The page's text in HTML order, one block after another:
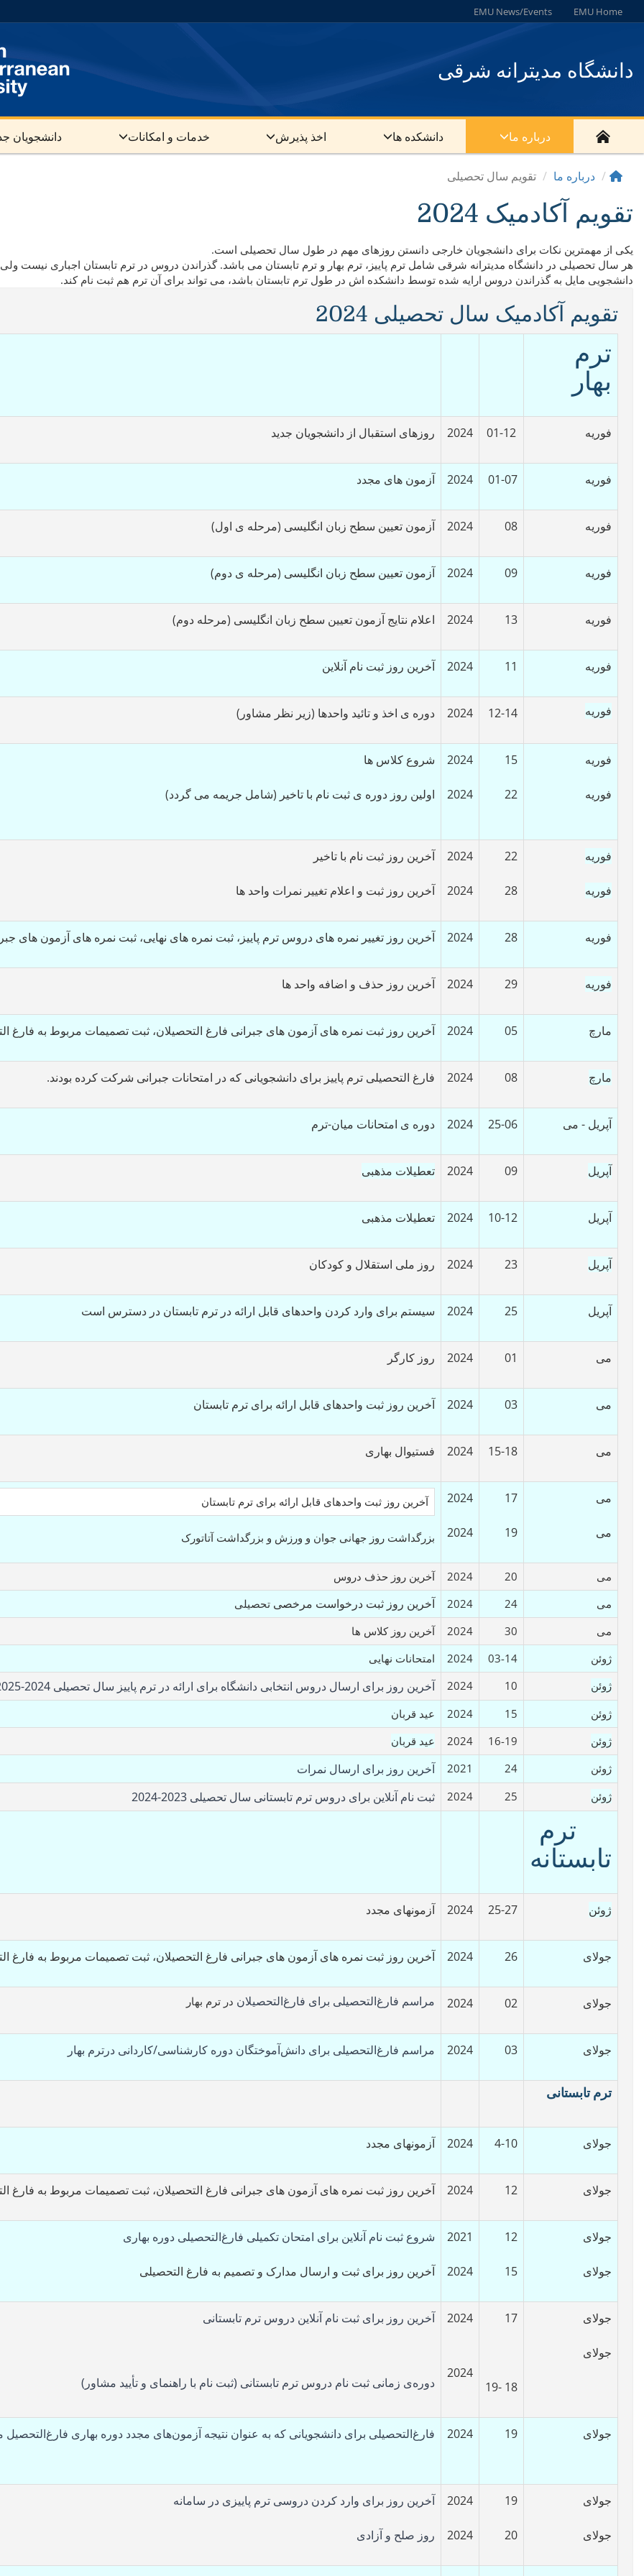
EMU Home
EMU News/Events
دانشگاه مدیترانه شرقی
درباره ما دانشکده ها اخذ پذیرش خدمات و امکانات دانشجویان
درباره ما تقویم سال تحصیلی
تقویم آکادمیک 2024
یکی از مهمترین نکات برای دانشجویان خارجی دانستن روزهای مهم در طول سال تحصیلی است.
هر سال تحصیلی در دانشگاه مدیترانه شرقی شامل ترم پاییز، ترم بهار و ترم تابستان می باشد. گذراندن دروس در ترم تابستان اجباری نیست
دانشجویی مایل به گذراندن دروس ارایه شده توسط دانشکده اش در طول ترم تابستان باشد، می تواند برای آن ترم هم ثبت نام کند.
تقویم آکادمیک سال تحصیلی 2024
ترم
بهار
فوریه 01-12
2024 روزهای استقبال از دانشجویان جدید
فوریه 01-07
2024 آزمون های مجدد
فوریه 08
2024 آزمون تعیین سطح زبان انگلیسی (مرحله ی اول)
فوریه 09
2024 آزمون تعیین سطح زبان انگلیسی (مرحله ی دوم)
فوریه 13
2024 اعلام نتایج آزمون تعیین سطح زبان انگلیسی (مرحله دوم)
فوریه 11
2024 آخرین روز ثبت نام آنلاین
فوریه 12-14
2024 دوره ی اخذ و تائید واحدها (زیر نظر مشاور)
فوریه
فوریه
15
22
2024
2024
شروع کلاس ها
اولین روز دوره ی ثبت نام با تاخیر (شامل جریمه می گردد)
فوریه
فوریه
22
28
2024
2024
آخرین روز ثبت نام با تاخیر
آخرین روز ثبت و اعلام تغییر نمرات واحد ها
فوریه 28
2024 آخرین روز تغییر نمره های دروس ترم پاییز، ثبت نمره های نهایی، ثبت نمره های آزمون های
فوریه 29
2024 آخرین روز حذف و اضافه واحد ها
مارچ 05
2024 آخرین روز ثبت نمره های آزمون های جبرانی فارغ التحصیلان، ثبت تصمیمات مربوط به فارغ
مارچ 08
2024 فارغ التحصیلی ترم پاییز برای دانشجویانی که در امتحانات جبرانی شرکت کرده بودند.
آپریل - می 25-06
2024 دوره ی امتحانات میان-ترم
آپریل 09
2024 تعطیلات مذهبی
آپریل 10-12
2024 تعطیلات مذهبی
آپریل 23
2024 روز ملی استقلال و کودکان
آپریل 25
2024 سیستم برای وارد کردن واحدهای قابل ارائه در ترم تابستان در دسترس است
می 01
2024 روز کارگر
می 03
2024 آخرین روز ثبت واحدهای قابل ارائه برای ترم تابستان
می 15-18
2024 فستیوال بهاری
می
می
17
19
2024
2024
آخرین روز ثبت واحدهای قابل ارائه برای ترم تابستان
بزرگداشت روز جهانی جوان و ورزش و بزرگداشت آتاتورک
می 20
2024
آخرین روز حذف دروس
می
24
2024 آخرین روز ثبت درخواست مرخصی تحصیلی
می
30
2024
آخرین روز کلاس ها
ژوئن
03-14
2024
امتحانات نهایی
ژوئن
10
2024 آخرین روز برای ارسال دروس انتخابی دانشگاه برای ارائه در ترم پاییز سال تحصیلی 2024-2025
ژوئن 15
2024
عید قربان
ژوئن
16-19
2024
عید قربان
ژوئن
24
2021 آخرین روز برای ارسال نمرات
ژوئن 25
2024 ثبت نام آنلاین برای دروس ترم تابستانی سال تحصیلی 2023-2024
ترم
تابستانه
ژوئن 25-27
2024 آزمونهای مجدد
جولای 26
2024 آخرین روز ثبت نمره های آزمون های جبرانی فارغ التحصیلان، ثبت تصمیمات مربوط به فارغ
جولای 02
2024 مراسم فارغ‌التحصیلی برای فارغ‌التحصیلان در ترم بهار
جولای 03
2024 مراسم فارغ‌التحصیلی برای دانش‌آموختگان دوره کارشناسی/کاردانی درترم بهار
ترم تابستانی
جولای 4-10
2024 آزمونهای مجدد
جولای 12
2024 آخرین روز ثبت نمره های آزمون های جبرانی فارغ التحصیلان، ثبت تصمیمات مربوط به فارغ
جولای
جولای
12
15
2021
2024
شروع ثبت نام آنلاین برای امتحان تکمیلی فارغ‌التحصیلی دوره بهاری
آخرین روز برای ثبت و ارسال مدارک و تصمیم به فارغ التحصیلی
جولای
جولای
17
18 -19
2024
2024
آخرین روز برای ثبت نام آنلاین دروس ترم تابستانی
دوره‌ی زمانی ثبت نام دروس ترم تابستانی (ثبت نام با راهنمای و تأیید مشاور)
جولای 19
2024 فارغ‌التحصیلی برای دانشجویانی که به عنوان نتیجه آزمون‌های مجدد دوره بهاری
جولای
جولای
19
20
2024
2024
آخرین روز برای وارد کردن دروسی ترم پاییزی در سامانه
روز صلح و آزادی